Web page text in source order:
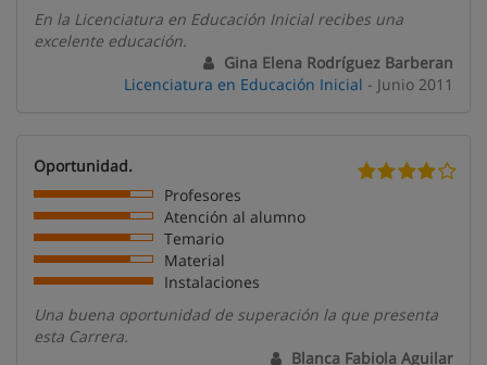
En la Licenciatura en Educación Inicial recibes una
excelente educación.
Gina Elena Rodríguez Barberan
Licenciatura en Educación Inicial - Junio 2011
Oportunidad.
Profesores
Atención al alumno
Temario
Material
Instalaciones
Una buena oportunidad de superación la que presenta
esta Carrera.
Blanca Fabiola Aguilar